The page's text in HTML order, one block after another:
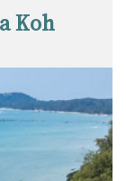
Koh